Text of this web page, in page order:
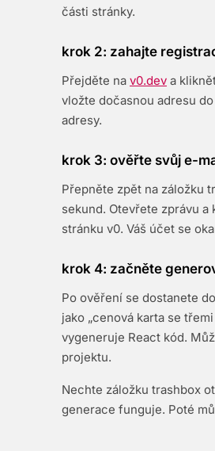
části stránky.
krok 2: zahajte
Přejděte na v0.dev a
vložte dočasnou adresu
adresy.
krok 3: ověřte svůj e-
Přepněte zpět na záložku
sekund. Otevřete zprávu
stránku v0. Váš účet se
krok 4: začněte
Po ověření se dostanete
jako „cenová karta se
vygeneruje React kód.
projektu.
Nechte záložku trashbox
generace funguje. Poté